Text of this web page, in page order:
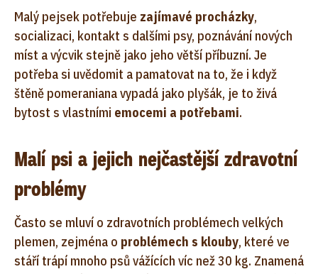
Malý pejsek potřebuje zajímavé procházky,
socializaci, kontakt s dalšími psy, poznávání nových
míst a výcvik stejně jako jeho větší příbuzní. Je
potřeba si uvědomit a pamatovat na to, že i když
štěně pomeraniana vypadá jako plyšák, je to živá
bytost s vlastními emocemi a potřebami.
Malí psi a jejich nejčastější zdravotní
problémy
Často se mluví o zdravotních problémech velkých
plemen, zejména o problémech s klouby, které ve
stáří trápí mnoho psů vážících víc než 30 kg. Znamená